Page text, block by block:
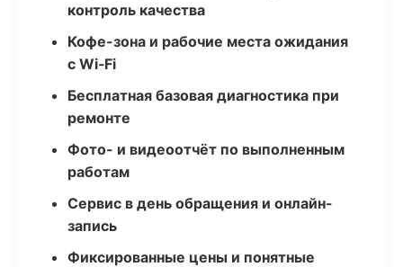
контроль качества
Кофе-зона и рабочие места ожидания
с Wi‑Fi
Бесплатная базовая диагностика при
ремонте
Фото- и видеоотчёт по выполненным
работам
Сервис в день обращения и онлайн-
запись
Фиксированные цены и понятные